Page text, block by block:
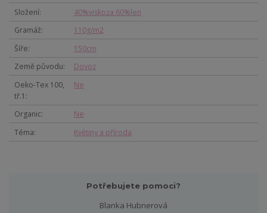
Složení
40%viskoza 60%len
Gramáž
110g/m2
Šíře
150cm
Země původu
Dovoz
Oeko-Tex 100,
tř.1
Ne
Organic
Ne
Téma
Květiny a příroda
Potřebujete pomoci?
Blanka Hubnerová